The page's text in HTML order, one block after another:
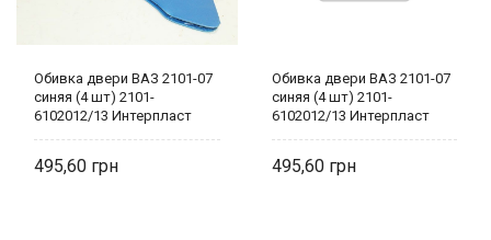
Обивка двери ВАЗ 2101-07
синяя (4 шт) 2101-
6102012/13 Интерпласт
495,60
Обивка двери ВАЗ 2101-07
синяя (4 шт) 2101-
6102012/13 Интерпласт
495,60